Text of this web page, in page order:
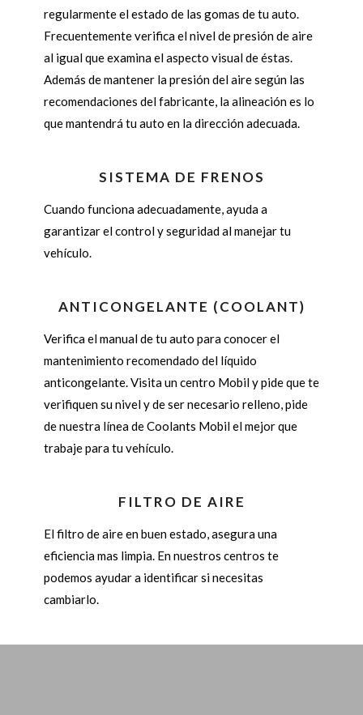
regularmente el estado de las gomas de tu auto.
Frecuentemente verifica el nivel de presión de aire
al igual que examina el aspecto visual de éstas.
Además de mantener la presión del aire según las
recomendaciones del fabricante, la alineación es lo
que mantendrá tu auto en la dirección adecuada.
SISTEMA DE FRENOS
Cuando funciona adecuadamente, ayuda a
garantizar el control y seguridad al manejar tu
vehículo.
ANTICONGELANTE (COOLANT)
Verifica el manual de tu auto para conocer el
mantenimiento recomendado del líquido
anticongelante. Visita un centro Mobil y pide que te
verifiquen su nivel y de ser necesario relleno, pide
de nuestra línea de Coolants Mobil el mejor que
trabaje para tu vehículo.
FILTRO DE AIRE
El filtro de aire en buen estado, asegura una
eficiencia mas limpia. En nuestros centros te
podemos ayudar a identificar si necesitas
cambiarlo.